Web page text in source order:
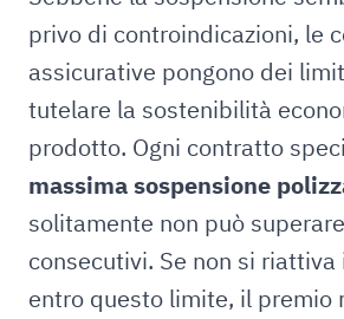
privo di controindicazioni, le
assicurative pongono dei
tutelare la sostenibilità
prodotto. Ogni contratto
massima sospensione
solitamente non può
consecutivi. Se non si
entro questo limite, il premio